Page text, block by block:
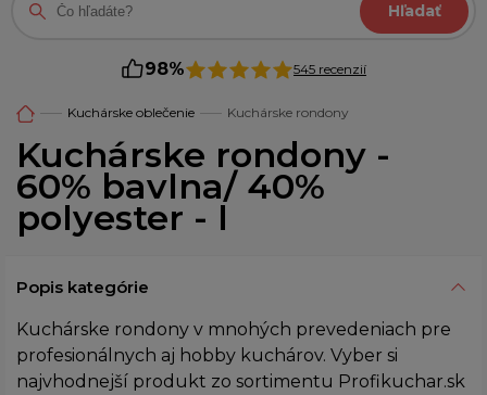
Hľadať
98% 545 recenzií
Kuchárske oblečenie Kuchárske rondony
Kuchárske rondony -
60% bavlna/ 40%
polyester - l
Popis kategórie
Kuchárske rondony v mnohých prevedeniach pre
profesionálnych aj hobby kuchárov. Vyber si
najvhodnejší produkt zo sortimentu Profikuchar.sk